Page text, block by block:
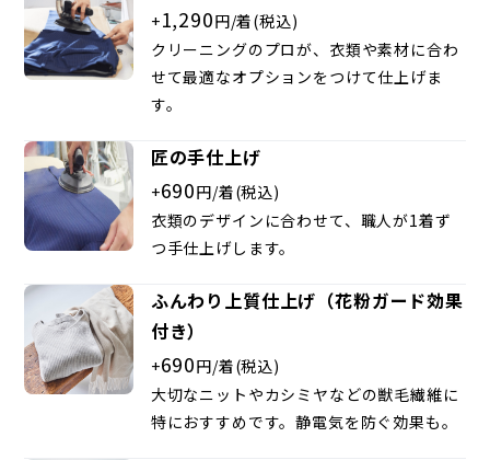
+1,290円/着(税込)
クリーニングのプロが、衣類や素材に合わ
せて最適なオプションをつけて仕上げま
す。
匠の手仕上げ
+690円/着(税込)
衣類のデザインに合わせて、職人が1着ず
つ手仕上げします。
ふんわり上質仕上げ（花粉ガード効果
付き）
+690円/着(税込)
大切なニットやカシミヤなどの獣毛繊維に
特におすすめです。静電気を防ぐ効果も。